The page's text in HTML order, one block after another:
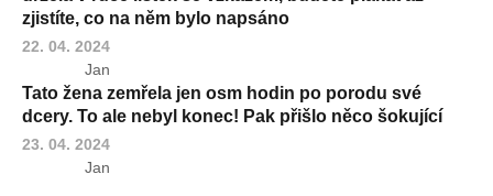
zjistíte, co na něm bylo napsáno
22. 04. 2024
Jan
Tato žena zemřela jen osm hodin po porodu své
dcery. To ale nebyl konec! Pak přišlo něco šokující
23. 04. 2024
Jan